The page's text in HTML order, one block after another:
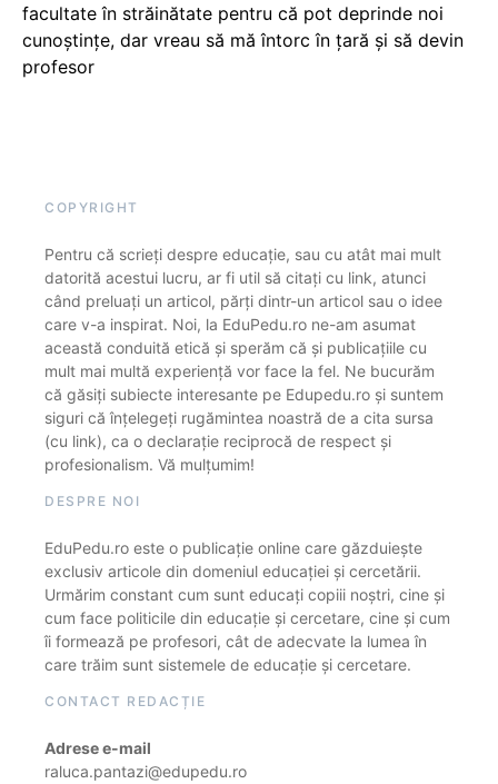
facultate în străinătate pentru că pot deprinde noi
cunoștințe, dar vreau să mă întorc în țară și să devin
profesor
COPYRIGHT
Pentru că scrieți despre educație, sau cu atât mai mult
datorită acestui lucru, ar fi util să citați cu link, atunci
când preluați un articol, părți dintr-un articol sau o idee
care v-a inspirat. Noi, la EduPedu.ro ne-am asumat
această conduită etică și sperăm că și publicațiile cu
mult mai multă experiență vor face la fel. Ne bucurăm
că găsiți subiecte interesante pe Edupedu.ro și suntem
siguri că înțelegeți rugămintea noastră de a cita sursa
(cu link), ca o declarație reciprocă de respect și
profesionalism. Vă mulțumim!
DESPRE NOI
EduPedu.ro este o publicație online care găzduiește
exclusiv articole din domeniul educației și cercetării.
Urmărim constant cum sunt educați copiii noștri, cine și
cum face politicile din educație și cercetare, cine și cum
îi formează pe profesori, cât de adecvate la lumea în
care trăim sunt sistemele de educație și cercetare.
CONTACT REDACȚIE
Adrese e-mail
raluca.pantazi@edupedu.ro